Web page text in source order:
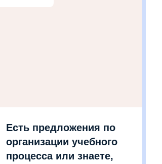
Есть предложения по
организации учебного
процесса или знаете,